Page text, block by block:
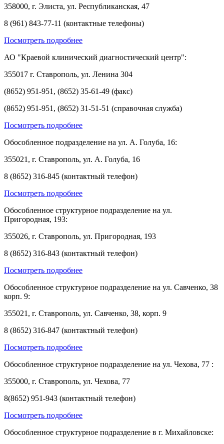
358000, г. Элиста, ул. Республиканская, 47
8 (961) 843-77-11 (контактные телефоны)
Посмотреть подробнее
АО "Краевой клинический диагностический центр":
355017 г. Ставрополь, ул. Ленина 304
(8652) 951-951, (8652) 35-61-49 (факс)
(8652) 951-951, (8652) 31-51-51 (справочная служба)
Посмотреть подробнее
Обособленное подразделение на ул. А. Голуба, 16:
355021, г. Ставрополь, ул. А. Голуба, 16
8 (8652) 316-845 (контактный телефон)
Посмотреть подробнее
Обособленное структурное подразделение на ул.
Пригородная, 193:
355026, г. Ставрополь, ул. Пригородная, 193
8 (8652) 316-843 (контактный телефон)
Посмотреть подробнее
Обособленное структурное подразделение на ул. Савченко, 38
корп. 9:
355021, г. Ставрополь, ул. Савченко, 38, корп. 9
8 (8652) 316-847 (контактный телефон)
Посмотреть подробнее
Обособленное структурное подразделение на ул. Чехова, 77 :
355000, г. Ставрополь, ул. Чехова, 77
8(8652) 951-943 (контактный телефон)
Посмотреть подробнее
Обособленное структурное подразделение в г. Михайловске: